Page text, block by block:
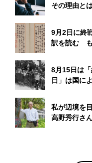
その理由と
9月2日に終
訳を読む も
8月15日は
日」は国に
私が辺境を
高野秀行さ